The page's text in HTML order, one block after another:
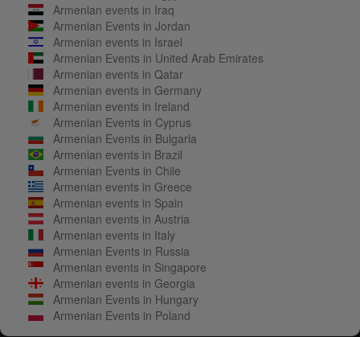
Armenian events in Iraq
Armenian Events in Jordan
Armenian events in Israel
Armenian Events in United Arab Emirates
Armenian events in Qatar
Armenian events in Germany
Armenian events in Ireland
Armenian Events in Cyprus
Armenian Events in Bulgaria
Armenian events in Brazil
Armenian Events in Chile
Armenian events in Greece
Armenian events in Spain
Armenian events in Austria
Armenian events in Italy
Armenian Events in Russia
Armenian events in Singapore
Armenian events in Georgia
Armenian Events in Hungary
Armenian Events in Poland